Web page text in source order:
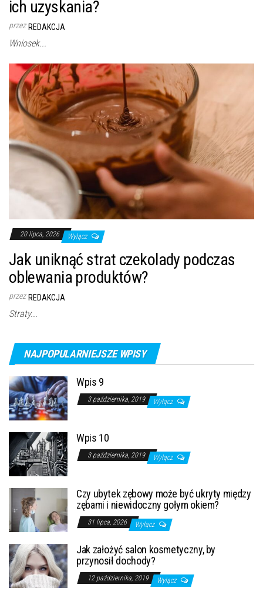
ich uzyskania?
przez REDAKCJA
Wniosek...
20 lipca, 2026 Wyłącz
Jak uniknąć strat czekolady podczas
oblewania produktów?
przez REDAKCJA
Straty...
NAJPOPULARNIEJSZE WPISY
Wpis 9
3 października, 2019 Wyłącz
Wpis 10
3 października, 2019 Wyłącz
Czy ubytek zębowy może być ukryty między
zębami i niewidoczny gołym okiem?
31 lipca, 2026 Wyłącz
Jak założyć salon kosmetyczny, by
przynosił dochody?
12 października, 2019 Wyłącz